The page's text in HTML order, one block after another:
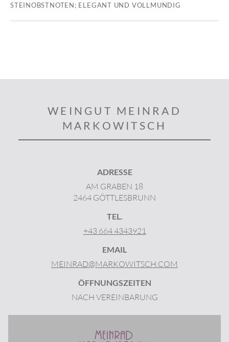
STEINOBSTNOTEN; ELEGANT UND VOLLMUNDIG
WEINGUT MEINRAD
MARKOWITSCH
ADRESSE
AM GRABEN 18
2464 GÖTTLESBRUNN
TEL.
+43 664 4343921
EMAIL
MEINRAD@MARKOWITSCH.COM
ÖFFNUNGSZEITEN
NACH VEREINBARUNG